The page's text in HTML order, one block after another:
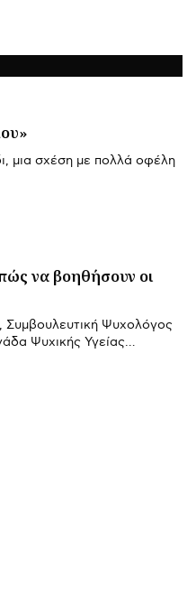
μια σχέση με πολλά οφέλη
να βοηθήσουν οι
Ψυχολόγος
Ψυχικής Υγείας…